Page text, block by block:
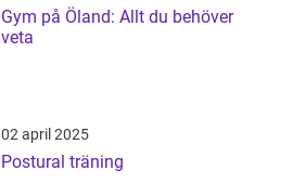
Gym på Öland: Allt du behöver
veta
02 april 2025
Postural träning